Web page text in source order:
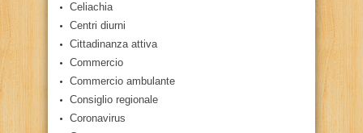
Celiachia
Centri diurni
Cittadinanza attiva
Commercio
Commercio ambulante
Consiglio regionale
Coronavirus